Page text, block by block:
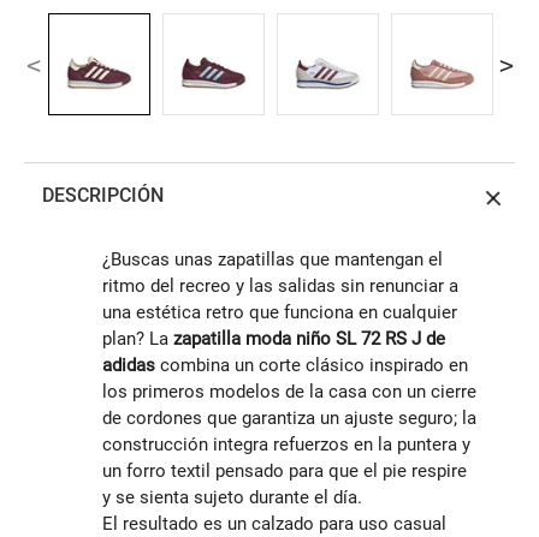
DESCRIPCIÓN
¿Buscas unas zapatillas que mantengan el
ritmo del recreo y las salidas sin renunciar a
una estética retro que funciona en cualquier
plan? La zapatilla moda niño SL 72 RS J de
adidas combina un corte clásico inspirado en
los primeros modelos de la casa con un cierre
de cordones que garantiza un ajuste seguro; la
construcción integra refuerzos en la puntera y
un forro textil pensado para que el pie respire
y se sienta sujeto durante el día.
El resultado es un calzado para uso casual